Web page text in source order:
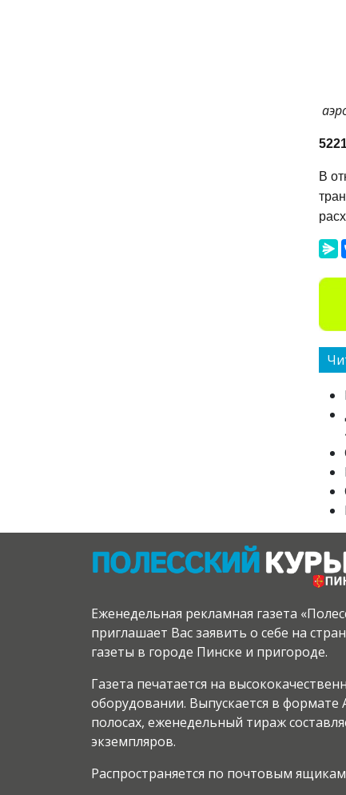
В
Еженедельная рекламная газета
приглашает Вас заявить о себе на
газеты в городе Пинске и пригороде.
Газета печатается на
оборудовании. Выпускается в формате
полосах, еженедельный тираж
экземпляров.
Распространяется по почтовым